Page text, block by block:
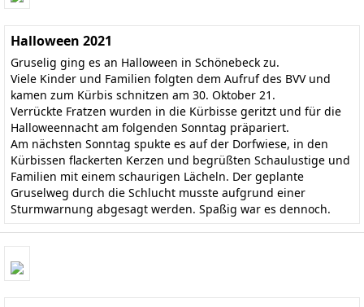
Halloween 2021
Gruselig ging es an Halloween in Schönebeck zu.
Viele Kinder und Familien folgten dem Aufruf des BVV und
kamen zum Kürbis schnitzen am 30. Oktober 21.
Verrückte Fratzen wurden in die Kürbisse geritzt und für die
Halloweennacht am folgenden Sonntag präpariert.
Am nächsten Sonntag spukte es auf der Dorfwiese, in den
Kürbissen flackerten Kerzen und begrüßten Schaulustige und
Familien mit einem schaurigen Lächeln. Der geplante
Gruselweg durch die Schlucht musste aufgrund einer
Sturmwarnung abgesagt werden. Spaßig war es dennoch.